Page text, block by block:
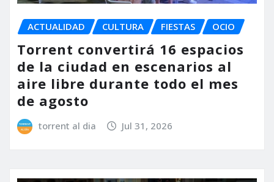
ACTUALIDAD CULTURA FIESTAS OCIO
Torrent convertirá 16 espacios
de la ciudad en escenarios al
aire libre durante todo el mes
de agosto
torrent al dia Jul 31, 2026